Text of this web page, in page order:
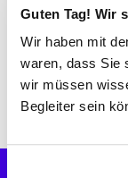
Guten Tag! Wir
Wir haben mit
waren, dass Sie
wir müssen
Begleiter sein
payeur et le
+33(0)1 81 72
pour répondre